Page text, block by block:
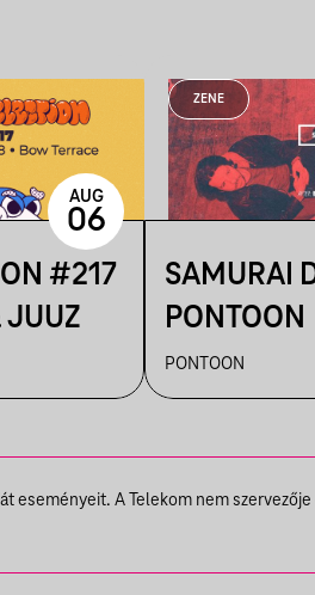
#217
JUUZ
AUG
06
ZENE
SAMURAI
PONTOON
PONTOON
A Telekom nem